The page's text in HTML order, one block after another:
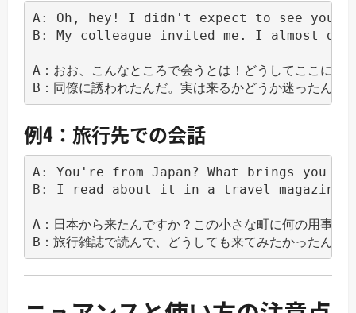
A: Oh, hey! I didn't expect to see you
B: My colleague invited me. I almost
A：おお、こんなところで会うとは！どうしてここに？
例4：旅行先での会話
A: You're from Japan? What brings you
B: I read about it in a travel magazine
A：日本から来たんですか？この小さな町に何の用事で